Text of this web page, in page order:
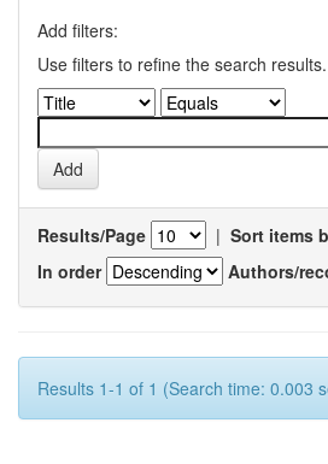
Add filters:
Use filters to refine the search results.
Results/Page | Sort items
In order
Authors/
Results 1-1 of 1 (Search time: 0.003